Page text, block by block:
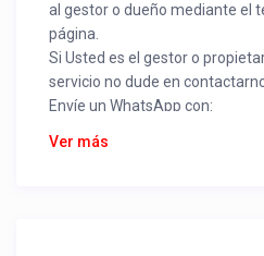
al gestor o dueño mediante el
página.
Si Usted es el gestor o
servicio no dude en
Envíe un WhatsApp con:
Nombre alojamiento o
Ver más